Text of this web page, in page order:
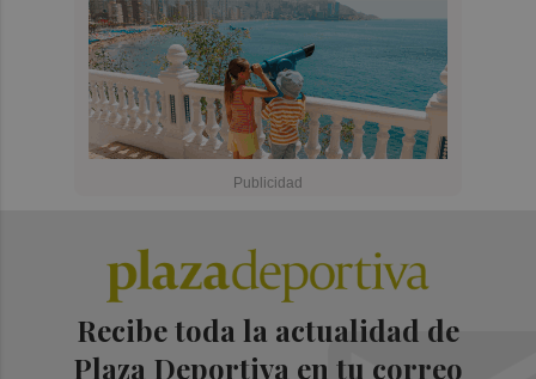
Recibe toda la actualidad de
Plaza Deportiva en tu correo